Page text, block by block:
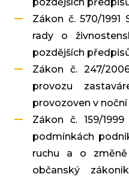
pozdějších
Zákon č. 570/1991
rady o
pozdějších
Zákon č. 247/
provozu
provozoven v
Zákon č. 159/
podmínkách
ruchu a o změně
občanský